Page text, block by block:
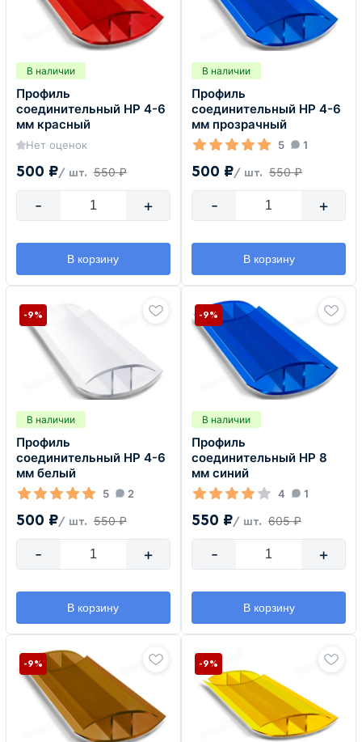
В наличии
Профиль
соединительный HP 4-6
мм красный
Нет оценок
500 ₽/ шт. 550 ₽
- +
В корзину
В наличии
Профиль
соединительный HP 4-6
мм прозрачный
5 1
500 ₽/ шт. 550 ₽
- +
В корзину
В наличии
Профиль
соединительный HP 4-6
мм белый
5 2
500 ₽/ шт. 550 ₽
-9%
- +
В корзину
В наличии
Профиль
соединительный HP 8
мм синий
4 1
550 ₽/ шт. 605 ₽
-9%
- +
В корзину
-9% -9%